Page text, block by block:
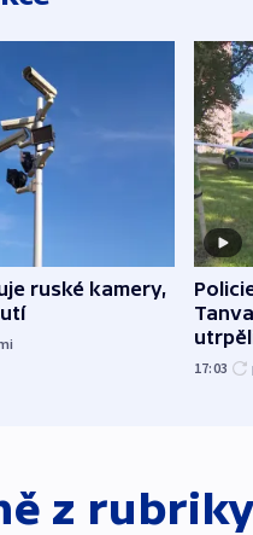
ruské kamery,
17:03
z rubriky